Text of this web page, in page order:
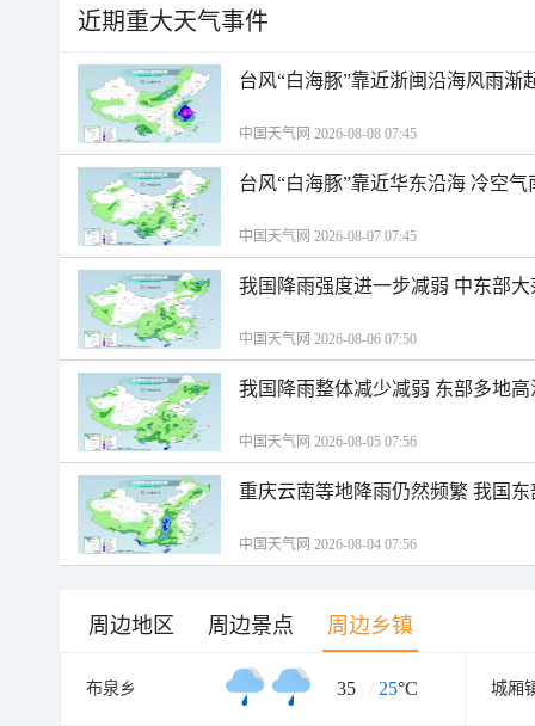
近期重大天气事件
台风“白海豚”靠近浙闽沿海风雨渐
中国天气网 2026-08-08 07:45
台风“白海豚”靠近华东沿海 冷空
中国天气网 2026-08-07 07:45
我国降雨强度进一步减弱 中东部
中国天气网 2026-08-06 07:50
我国降雨整体减少减弱 东部多地
中国天气网 2026-08-05 07:56
重庆云南等地降雨仍然频繁 我国
中国天气网 2026-08-04 07:56
周边地区 周边景点 周边乡镇
布泉乡 35 / 25°C 城厢